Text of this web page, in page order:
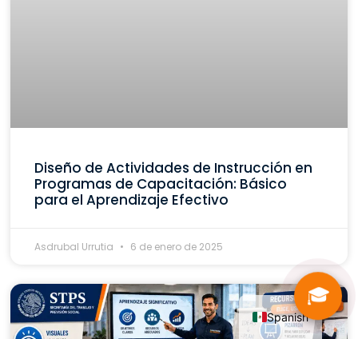
Diseño de Actividades de Instrucción en
Programas de Capacitación: Básico
para el Aprendizaje Efectivo
Asdrubal Urrutia 6 de enero de 2025
🎓
Spanish